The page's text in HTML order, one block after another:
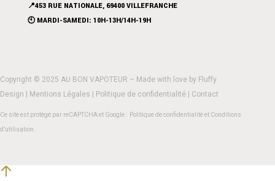
📍453 RUE NATIONALE, 69400 VILLEFRANCHE
🕙 MARDI-SAMEDI: 10H-13H/14H-19H
Copyright © 2025 AU BON VAPOTEUR – Made with love by Fluffy
Design | Mentions Légales | Politique de confidentialité | Contact
Ce site est protégé par reCAPTCHA et Google : Politique de confidentialitéet Conditions
d’utilisation